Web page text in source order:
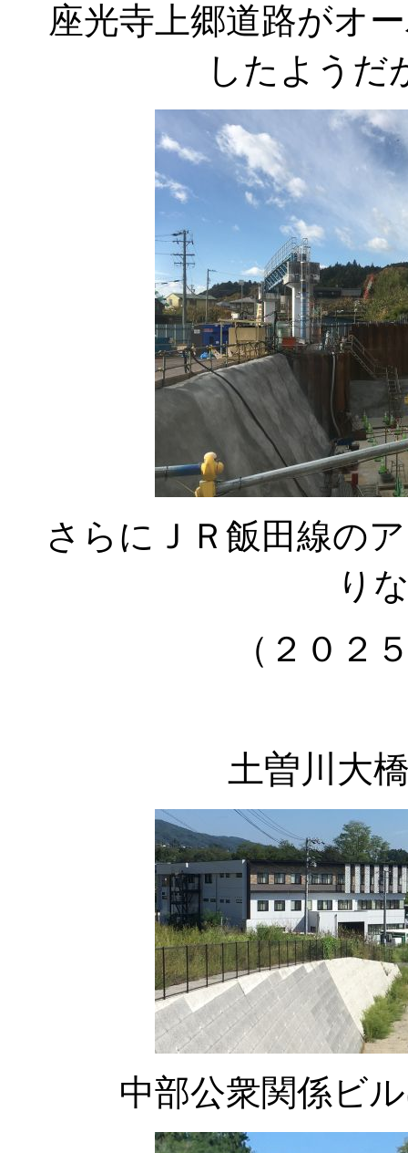
座光寺上郷道路がオ
したようだ
さらにＪＲ飯田線の
り
（２０２
土曽川大
中部公衆関係ビ